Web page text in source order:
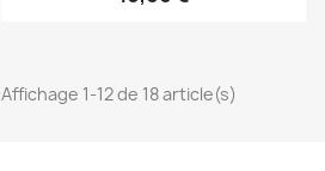
Affichage 1-12 de 18 article(s)